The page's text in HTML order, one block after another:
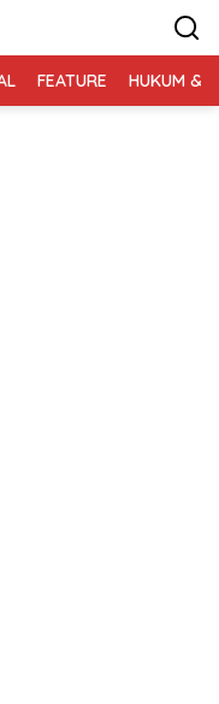
FEATURE HUKUM &